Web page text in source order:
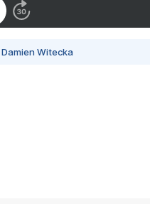
Witecka